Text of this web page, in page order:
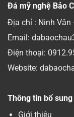
Đá mỹ nghệ Bảo
Địa chỉ : Ninh Vân
Email:
Điện thoại:
Website:
Thông tin bổ sung
Giới thiệu